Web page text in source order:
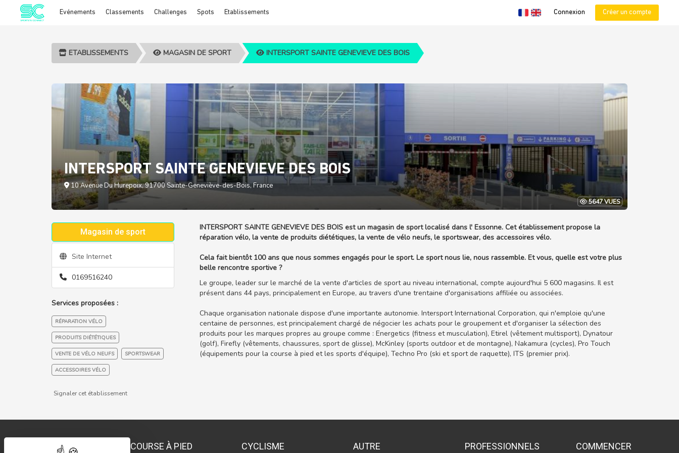
Evénements Classements Challenges Spots Etablissements Connexion Créer un compte
ETABLISSEMENTS MAGASIN DE SPORT INTERSPORT SAINTE GENEVIEVE DES BOIS
INTERSPORT SAINTE GENEVIEVE DES BOIS
10 Avenue Du Hurepoix, 91700 Sainte-Geneviève-des-Bois, France
5647 VUES
Magasin de sport
Site Internet
0169516240
Services proposées :
RÉPARATION VÉLO
PRODUITS DIÉTÉTIQUES
VENTE DE VÉLO NEUFS SPORTSWEAR
ACCESSOIRES VÉLO
Signaler cet établissement
INTERSPORT SAINTE GENEVIEVE DES BOIS est un magasin de sport localisé dans l' Essonne. Cet établissement propose la
réparation vélo, la vente de produits diététiques, la vente de vélo neufs, le sportswear, des accessoires vélo.
Cela fait bientôt 100 ans que nous sommes engagés pour le sport. Le sport nous lie, nous rassemble. Et vous, quelle est votre plus
belle rencontre sportive ?
Le groupe, leader sur le marché de la vente d'articles de sport au niveau international, compte aujourd'hui 5 600 magasins. Il est
présent dans 44 pays, principalement en Europe, au travers d'une trentaine d'organisations affiliée ou associées.
Chaque organisation nationale dispose d'une importante autonomie. Intersport International Corporation, qui n'emploie qu'une
centaine de personnes, est principalement chargé de négocier les achats pour le groupement et d'organiser la sélection des
produits pour les marques propres au groupe comme : Energetics (fitness et musculation), Etirel (vêtement multisport), Dynatour
(golf), Firefly (vêtements, chaussures, sport de glisse), McKinley (sports outdoor et de montagne), Nakamura (cycles), Pro Touch
(équipements pour la course à pied et les sports d'équipe), Techno Pro (ski et sport de raquette), ITS (premier prix).
COURSE À PIED CYCLISME AUTRE PROFESSIONNELS COMMENCER